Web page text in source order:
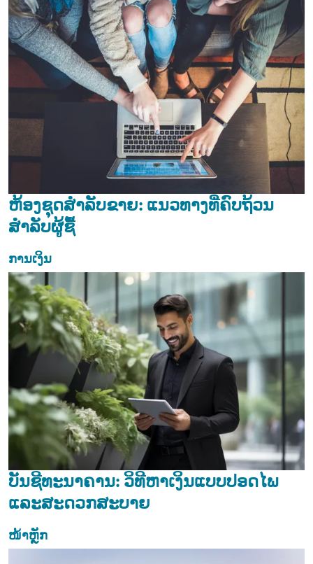
ຫ້ອງຊຸດສຳລັບຂາຍ: ແນວທາງທີ່ຄົບຖ້ວນ
ສຳລັບຜູ້ຊື້
ການເງິນ
ບັນຊີທະນາຄານ: ວິທີຫາເງິນແບບປອດໄພ
ແລະສະດວກສະບາຍ
ໜ້າຫຼັກ